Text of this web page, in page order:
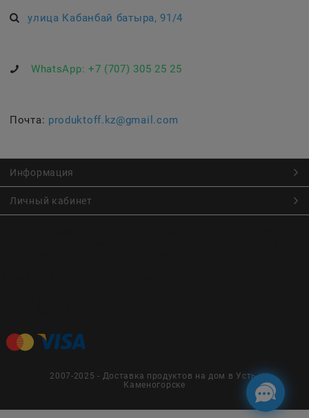
улица Кабанбай батыра, 91/4
WhatsApp: +7 (707) 305 25 25
Почта: produktoff.kz@gmail.com
Информация
Личный кабинет
2007-2025 - Доставка продуктов на дом в Усть-
Каменогорске